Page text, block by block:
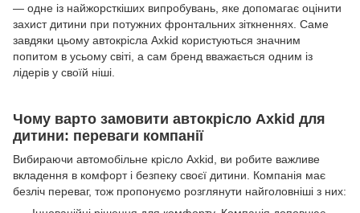
— одне із найжорсткіших випробувань, яке допомагає оцінити
захист дитини при потужних фронтальних зіткненнях. Саме
завдяки цьому автокрісла Axkid користуються значним
попитом в усьому світі, а сам бренд вважається одним із
лідерів у своїй ніші.
Чому варто замовити автокрісло Axkid для
дитини: переваги компанії
Вибираючи автомобільне крісло Axkid, ви робите важливе
вкладення в комфорт і безпеку своєї дитини. Компанія має
безліч переваг, тож пропонуємо розглянути найголовніші з них: